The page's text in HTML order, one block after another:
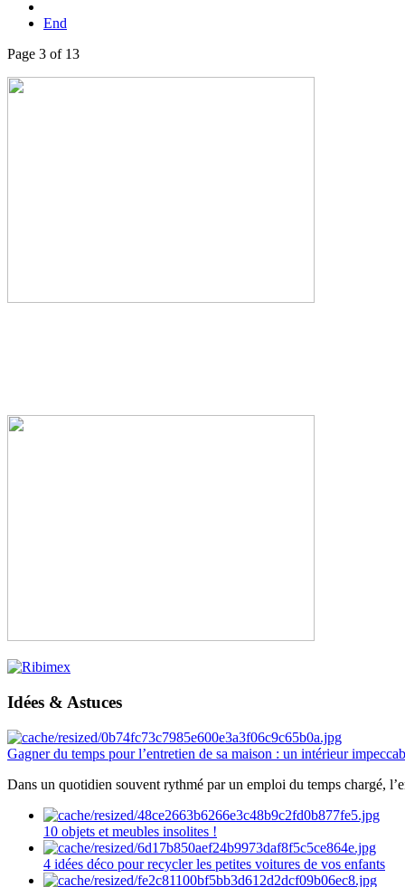
End
Page 3 of 13
Idées & Astuces
Gagner du temps pour l’entretien de sa maison : un intérieur
Dans un quotidien souvent rythmé par un emploi du temps chargé,
10 objets et meubles insolites !
4 idées déco pour recycler les petites voitures de vos enfants